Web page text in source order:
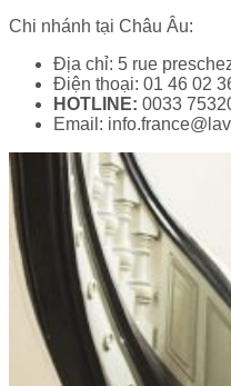
Chi nhánh tại Châu Âu:
Địa chỉ: 5 rue
Điện thoại: 01 46 02
HOTLINE: 0033
Email: